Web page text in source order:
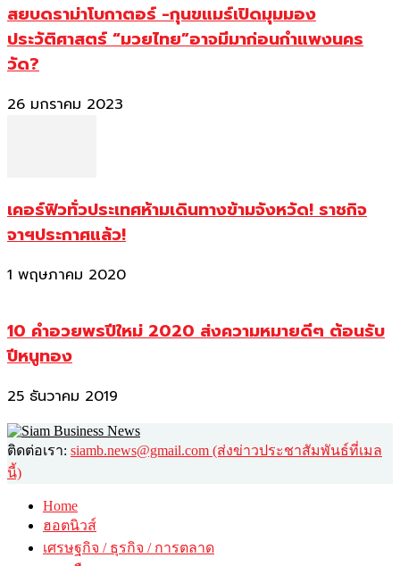
สยบดราม่าโบกาตอร์ -กุนขแมร์เปิดมุมมอง
ประวัติศาสตร์ “มวยไทย”อาจมีมาก่อนกำแพงนคร
วัด?
26 มกราคม 2023
เคอร์ฟิวทั่วประเทศห้ามเดินทางข้ามจังหวัด! ราชกิจ
จาฯประกาศแล้ว!
1 พฤษภาคม 2020
10 คำอวยพรปีใหม่ 2020 ส่งความหมายดีๆ ต้อนรับ
ปีหนูทอง
25 ธันวาคม 2019
ติดต่อเรา: siamb.news@gmail.com (ส่งข่าวประชาสัมพันธ์ที่เมล
นี้)
Home
ฮอตนิวส์
เศรษฐกิจ / ธุรกิจ / การตลาด